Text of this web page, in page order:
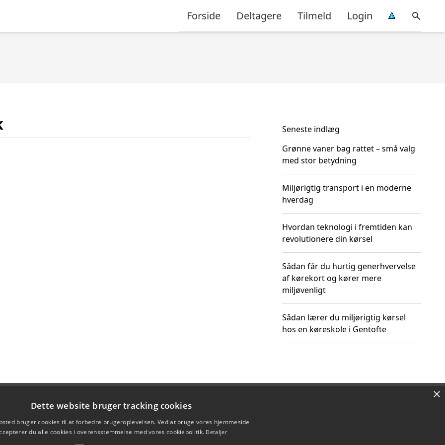
Forside Deltagere Tilmeld Login
Seneste indlæg
Grønne vaner bag rattet – små valg
med stor betydning
Miljørigtig transport i en moderne
hverdag
Hvordan teknologi i fremtiden kan
revolutionere din kørsel
Sådan får du hurtig generhvervelse
af kørekort og kører mere
miljøvenligt
Sådan lærer du miljørigtig kørsel
hos en køreskole i Gentofte
×
Dette website bruger tracking cookies
bruger cookies til at forbedre brugeroplevelsen. Ved at bruge vores hjemmeside
du alle cookies i overensstemmelse med vores cookiepolitik. Detaljer